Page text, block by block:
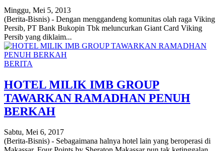
Minggu, Mei 5, 2013
(Berita-Bisnis) - Dengan menggandeng komunitas olah raga Viking
Persib, PT Bank Bukopin Tbk meluncurkan Giant Card Viking
Persib yang diklaim...
BERITA
HOTEL MILIK IMB GROUP
TAWARKAN RAMADHAN PENUH
BERKAH
Sabtu, Mei 6, 2017
(Berita-Bisnis) - Sebagaimana halnya hotel lain yang beroperasi di